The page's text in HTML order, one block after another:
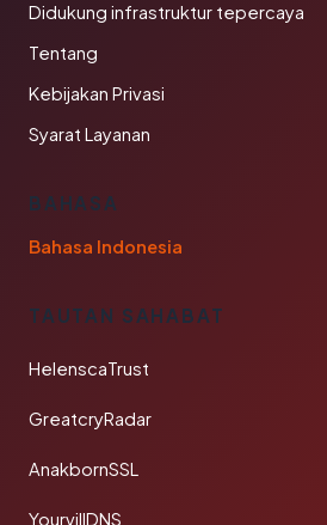
Didukung infrastruktur tepercaya
Tentang
Kebijakan Privasi
Syarat Layanan
BAHASA
Bahasa Indonesia
TAUTAN SAHABAT
HelenscaTrust
GreatcryRadar
AnakbornSSL
YourvillDNS